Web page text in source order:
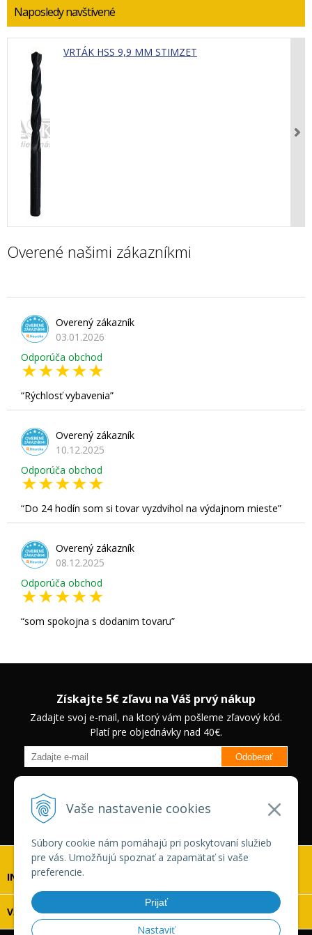
Vaše nastavenie cookies
Súbory cookie nám pomáhajú pri poskytovaní služieb
pre vás. Umožňujú spoznať a zapamätať si vaše
preferencie.
Prijať
Nastaviť
Naposledy navštívené
VRTÁK HSS 9,9 MM STIMZET
Overené našimi zákazníkmi
Overený zákazník
03.01.2026
Odporúča obchod
Rýchlosť vybavenia
Overený zákazník
10.12.2025
Odporúča obchod
Do 24 hodín som si tovar vyzdvihol na výdajnom mieste
Overený zákazník
08.12.2025
Odporúča obchod
som spokojna s dodanim tovaru
Získajte 5€ zľavu na Váš prvý nákup
Zadajte svoj e-mail, na ktorý vám pošleme zľavový kód.
Platí pre objednávky nad 40€.
Odoberať
zľavách na vybrané produkty.
Neplatí pre Veľkoobchodných
zákazníkov.
INFOLINKA
VŠETKO O NÁKUPE